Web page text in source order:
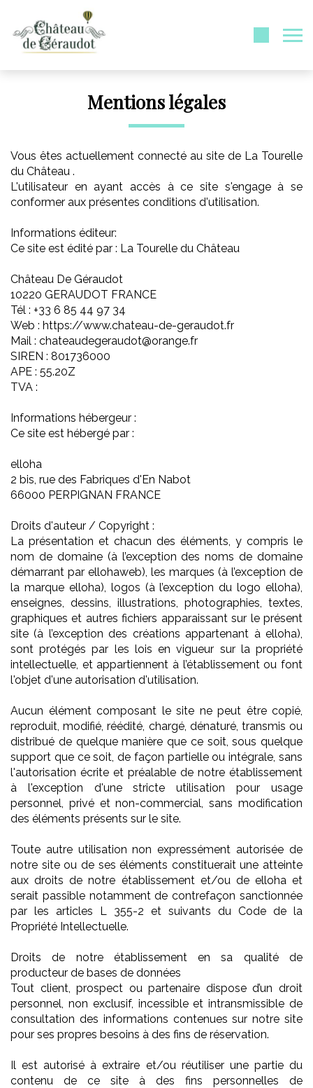
Mentions légales
Vous êtes actuellement connecté au site de La Tourelle
du Château .
L'utilisateur en ayant accès à ce site s'engage à se
conformer aux présentes conditions d'utilisation.
Informations éditeur:
Ce site est édité par : La Tourelle du Château
Château De Géraudot
10220 GERAUDOT FRANCE
Tél : +33 6 85 44 97 34
Web : https://www.chateau-de-geraudot.fr
Mail : chateaudegeraudot@orange.fr
SIREN : 801736000
APE : 55.20Z
TVA :
Informations hébergeur :
Ce site est hébergé par :
elloha
2 bis, rue des Fabriques d'En Nabot
66000 PERPIGNAN FRANCE
Droits d'auteur / Copyright :
La présentation et chacun des éléments, y compris le
nom de domaine (à l’exception des noms de domaine
démarrant par ellohaweb), les marques (à l’exception de
la marque elloha), logos (à l’exception du logo elloha),
enseignes, dessins, illustrations, photographies, textes,
graphiques et autres fichiers apparaissant sur le présent
site (à l’exception des créations appartenant à elloha),
sont protégés par les lois en vigueur sur la propriété
intellectuelle, et appartiennent à l’établissement ou font
l'objet d'une autorisation d'utilisation.
Aucun élément composant le site ne peut être copié,
reproduit, modifié, réédité, chargé, dénaturé, transmis ou
distribué de quelque manière que ce soit, sous quelque
support que ce soit, de façon partielle ou intégrale, sans
l'autorisation écrite et préalable de notre établissement
à l'exception d'une stricte utilisation pour usage
personnel, privé et non-commercial, sans modification
des éléments présents sur le site.
Toute autre utilisation non expressément autorisée de
notre site ou de ses éléments constituerait une atteinte
aux droits de notre établissement et/ou de elloha et
serait passible notamment de contrefaçon sanctionnée
par les articles L 355-2 et suivants du Code de la
Propriété Intellectuelle.
Droits de notre établissement en sa qualité de
producteur de bases de données
Tout client, prospect ou partenaire dispose d’un droit
personnel, non exclusif, incessible et intransmissible de
consultation des informations contenues sur notre site
pour ses propres besoins à des fins de réservation.
Il est autorisé à extraire et/ou réutiliser une partie du
contenu de ce site à des fins personnelles de